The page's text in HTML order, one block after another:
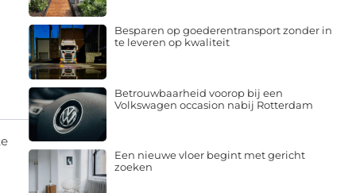
Besparen op goederentransport zonder in
te leveren op kwaliteit
Betrouwbaarheid voorop bij een
Volkswagen occasion nabij Rotterdam
Een nieuwe vloer begint met gericht
zoeken